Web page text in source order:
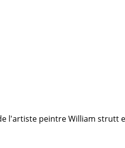
l'artiste peintre William strutt